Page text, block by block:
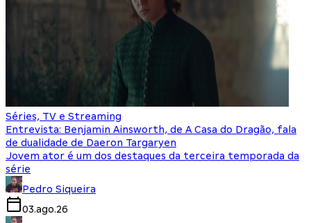
Séries, TV e Streaming
Entrevista: Benjamin Ainsworth, de A Casa do Dragão, fala
de dualidade de Daeron Targaryen
Jovem ator é um dos destaques da terceira temporada da
série
Pedro Siqueira
03.ago.26